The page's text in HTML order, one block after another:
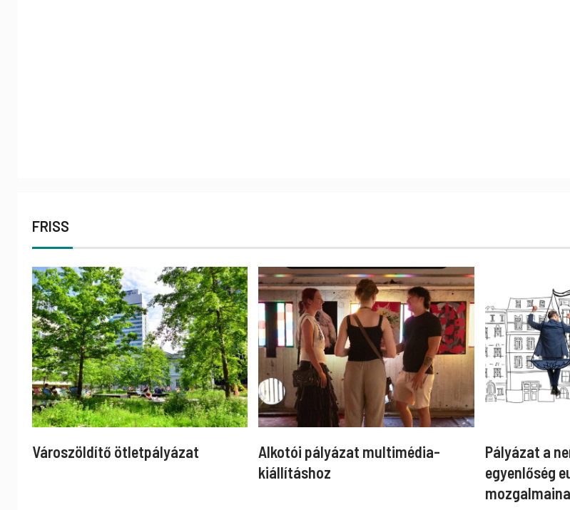
FRISS
Városzöldítő ötletpályázat
Alkotói pályázat multimédia-
kiállításhoz
Pályázat a
egyenlőség